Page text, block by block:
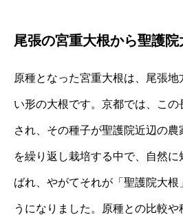
尾張の宮重大根から聖護院
原種となった宮重大根は、尾張
い形の大根です。京都では、こ
され、その種子が聖護院近辺の
を繰り返し栽培する中で、自然
ばれ、やがてそれが「聖護院大根
うになりました。原種との比較や